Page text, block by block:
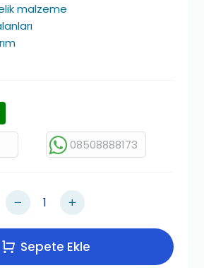
malzeme
08508888173
Sepete Ekle